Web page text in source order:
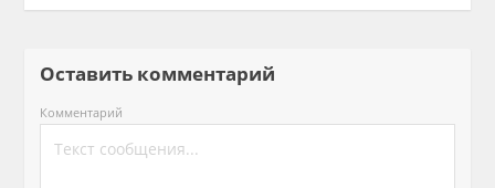
Оставить комментарий
Комментарий